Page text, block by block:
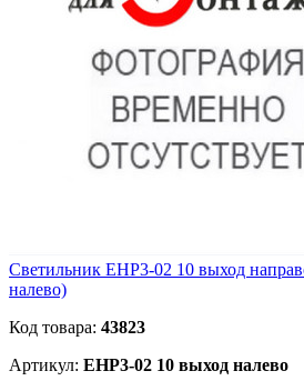
Светильник EHP3-02 10 выход
налево)
Код товара: 43823
Артикул: EHP3-02 10 выход налево